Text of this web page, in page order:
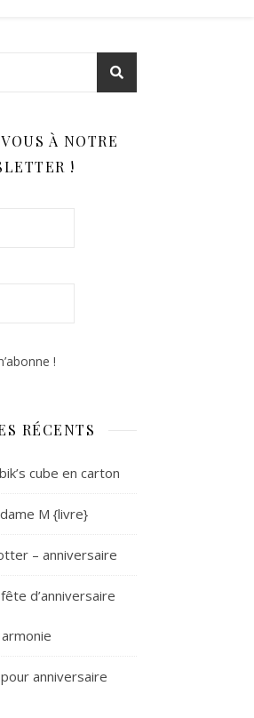
À NOTRE
!
RÉCENTS
cube en carton
M {livre}
– anniversaire
d’anniversaire
anniversaire